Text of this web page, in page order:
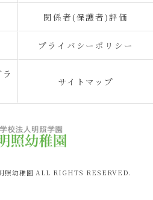
関係者(保護者)評価
プライバシーポリシー
サイトマップ
照幼稚園 ALL RIGHTS RESERVED.